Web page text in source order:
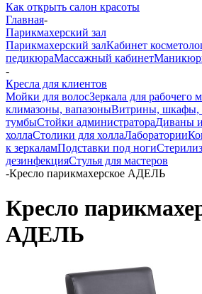
Как открыть салон красоты
Главная-
Парикмахерский зал
Парикмахерский залКабинет
педикюраМассажный кабинет
-
Кресла для клиентов
Мойки для волосЗеркала для рабочего
климазоны, вапазоныВитрины, шкафы,
тумбыСтойки администратораДиваны
холлаСтолики для холлаЛаборатории
к зеркаламПодставки под ноги
дезинфекцияСтулья для мастеров
-Кресло парикмахерское АДЕЛЬ
Кресло
АДЕЛЬ